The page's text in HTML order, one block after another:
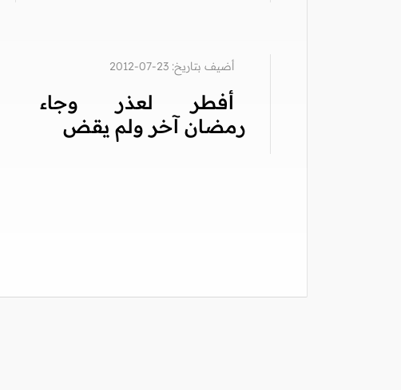
أضيف بتاريخ: 23-07-2012
أفطر لعذر وجاء
رمضان آخر ولم يقض